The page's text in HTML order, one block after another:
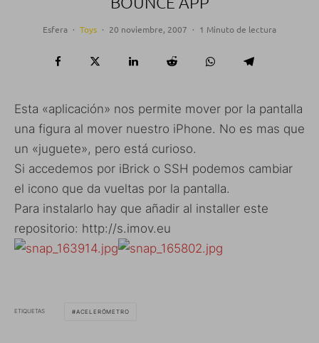
Esfera · Toys · 20 noviembre, 2007 · 1 Minuto de lectura
Esta «aplicación» nos permite mover por la pantalla
una figura al mover nuestro iPhone. No es mas que
un «juguete», pero está curioso.
Si accedemos por iBrick o SSH podemos cambiar
el icono que da vueltas por la pantalla.
Para instalarlo hay que añadir al installer este
repositorio: http://s.imov.eu
ETIQUETAS ACELERÓMETRO